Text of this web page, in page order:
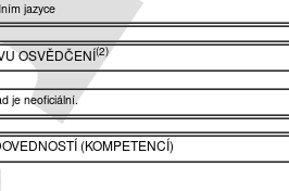
jazyce
OSVĚDČENÍ (2)
je neoficiální.
(KOMPETENCÍ)